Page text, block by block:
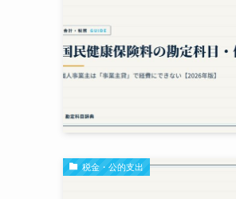
税金・公的支出